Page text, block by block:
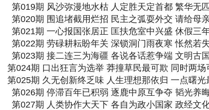
第019期 风沙弥漫地水枯 人定胜天定首都 繁华无
第020期 围追堵截用烂招 民主之弧耍外交 请给母
第021期 一心报国张居正 匡扶危室中兴盛 休假三
第022期 劳碌耕耘盼年关 深锁洞门雨夜寒 怅然若
第023期 接二连三为海疆 各说各话惹争端 文明古
第024期 口出狂言为选举 莽撞草民最可欺 同时两场
第025期 久无创新终乏味 人生理想那依归 一点曙光
第026期 停滞百年已积弱 逐鹿中原互争夺 韬光养
第027期 人类协作大天下 各自为政小国家 政经文